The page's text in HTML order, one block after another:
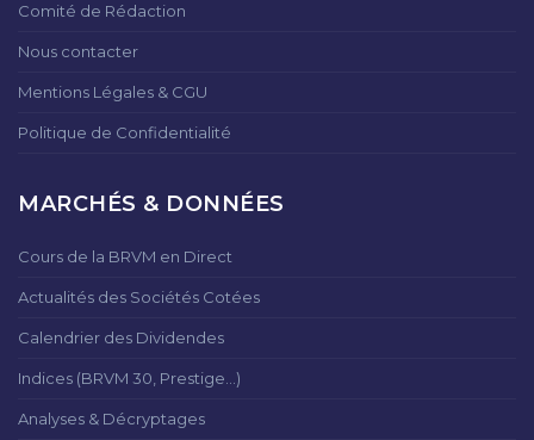
Comité de Rédaction
Nous contacter
Mentions Légales & CGU
Politique de Confidentialité
MARCHÉS & DONNÉES
Cours de la BRVM en Direct
Actualités des Sociétés Cotées
Calendrier des Dividendes
Indices (BRVM 30, Prestige...)
Analyses & Décryptages